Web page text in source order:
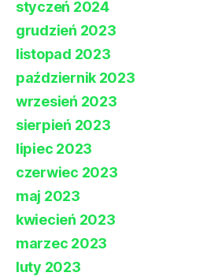
styczeń 2024
grudzień 2023
listopad 2023
październik 2023
wrzesień 2023
sierpień 2023
lipiec 2023
czerwiec 2023
maj 2023
kwiecień 2023
marzec 2023
luty 2023